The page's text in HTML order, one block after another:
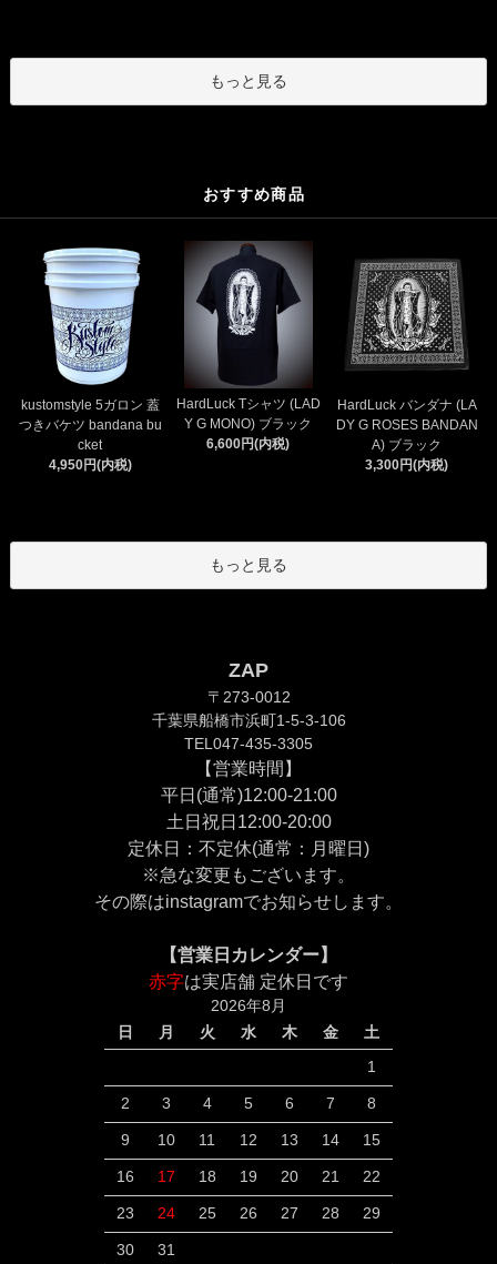
もっと見る
おすすめ商品
kustomstyle 5ガロン 蓋
つきバケツ bandana bu
cket
4,950円(内税)
HardLuck Tシャツ (LAD
Y G MONO) ブラック
6,600円(内税)
HardLuck バンダナ (LA
DY G ROSES BANDAN
A) ブラック
3,300円(内税)
もっと見る
ZAP
〒273-0012
千葉県船橋市浜町1-5-3-106
TEL047-435-3305
【営業時間】
平日(通常)12:00-21:00
土日祝日12:00-20:00
定休日：不定休(通常：月曜日)
※急な変更もございます。
その際はinstagramでお知らせします。
【営業日カレンダー】
赤字は実店舗 定休日です
2026年8月
日
月 火 水 木 金 土
1
2 3 4 5 6 7 8
9 10 11 12 13 14 15
16 17 18 19 20 21 22
23 24 25 26 27 28 29
30 31